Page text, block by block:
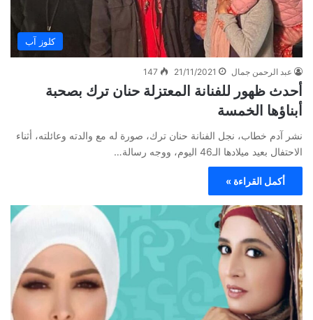
كلوز آب
عبد الرحمن جمال 21/11/2021
147
أحدث ظهور للفنانة المعتزلة حنان ترك بصحبة
أبناؤها الخمسة
نشر آدم خطاب، نجل الفنانة حنان ترك، صورة له مع والدته وعائلته، أثناء
الاحتفال بعيد ميلادها الـ46 اليوم، ووجه رسالة…
أكمل القراءة »